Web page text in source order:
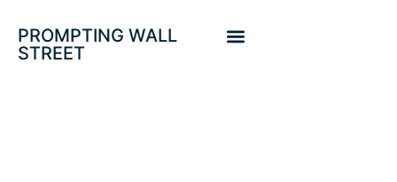
PROMPTING WALL
STREET